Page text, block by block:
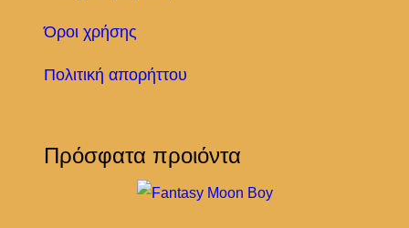
Όροι χρήσης
Πολιτική απορήττου
Πρόσφατα προιόντα